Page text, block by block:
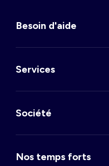
Besoin d'aide
Services
Société
Nos temps forts